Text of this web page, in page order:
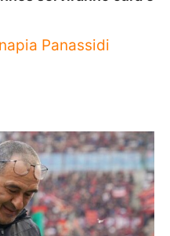
Panassidi